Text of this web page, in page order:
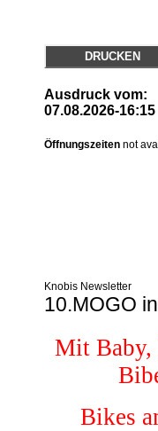
DRUCKEN
Ausdruck vom:
07.08.2026-16:15
Öffnungszeiten not
Knobis Newsletter
10.MOGO
Mit Baby,
Bikes